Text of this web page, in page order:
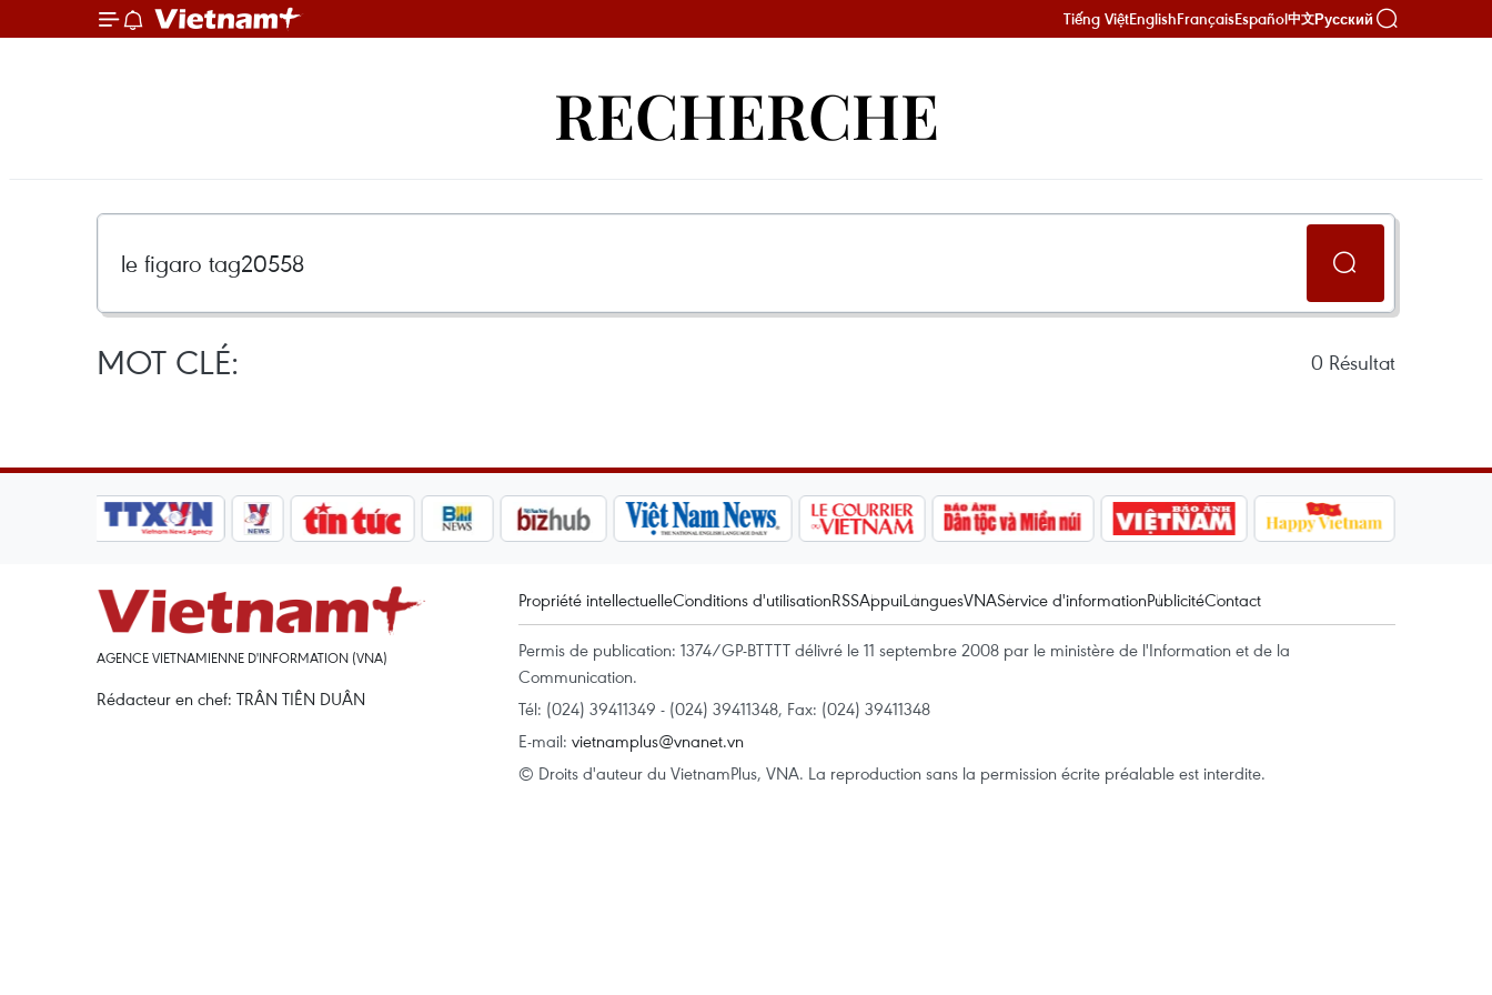
Tiếng ViệtEnglishFrançaisEspañol中文Русский
RECHERCHE
MOT CLÉ: 0 Résultat
AGENCE VIETNAMIENNE D'INFORMATION (VNA)
Rédacteur en chef: TRÂN TIÊN DUÂN
Propriété intellectuelleConditions d'utilisationRSSAppuiLanguesVNAService d'informationPublicitéContact
Permis de publication: 1374/GP-BTTTT délivré le 11 septembre 2008 par le ministère de l'Information et de la
Communication.
Tél: (024) 39411349 - (024) 39411348, Fax: (024) 39411348
E-mail: vietnamplus@vnanet.vn
© Droits d'auteur du VietnamPlus, VNA. La reproduction sans la permission écrite préalable est interdite.